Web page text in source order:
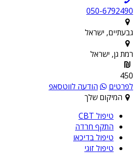
050-6792490
גבעתיים, ישראל
רמת גן, ישראל
450
לפרטים
הודעה לווטסאפ
המיקום שלך
טיפול CBT
התקף חרדה
טיפול בדיכאו
טיפול זוגי